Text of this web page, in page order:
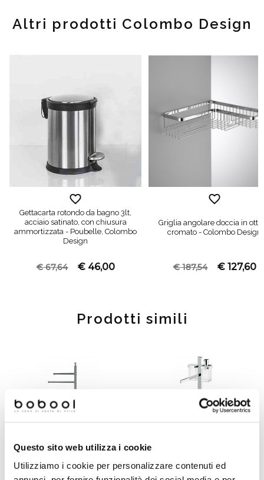
Questo sito web utilizza i cookie
Utilizziamo i cookie per personalizzare contenuti ed
Altri prodotti Colombo Design
Gettacarta rotondo da bagno 3lt,
acciaio satinato, con chiusura
ammortizzata - Poubelle, Colombo
Design
€ 67,64 € 46,00
Griglia angolare doccia in
cromato - Colombo Design
€ 187,54 € 127,60
Prodotti simili